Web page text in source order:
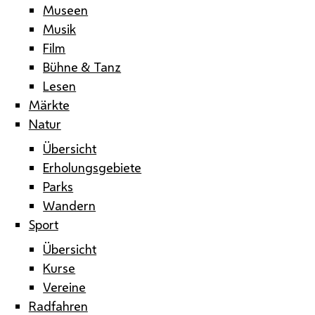
Museen
Musik
Film
Bühne & Tanz
Lesen
Märkte
Natur
Übersicht
Erholungsgebiete
Parks
Wandern
Sport
Übersicht
Kurse
Vereine
Radfahren